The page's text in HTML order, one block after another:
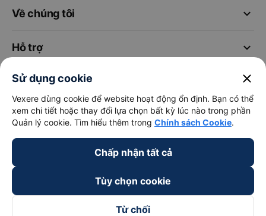
keyboard_arrow_down
Về chúng tôi
keyboard_arrow_down
Hỗ trợ
keyboard_arrow_down
Trở thành đối tác
Đối tác thanh toán
Sử dụng cookie close
Vexere dùng cookie để website hoạt động ổn định. Bạn có thể
xem chi tiết hoặc thay đổi lựa chọn bất kỳ lúc nào trong phần
Quản lý cookie. Tìm hiểu thêm trong Chính sách Cookie.
Chấp nhận tất cả
Tùy chọn cookie
Từ chối